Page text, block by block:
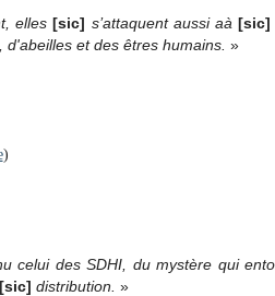
elles[sic] s’attaquent aussi aà [sic]
et des êtres humains. »
)
celui des SDHI, du mystère qui
[sic] distribution. »